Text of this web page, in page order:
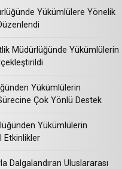
Yükümlülere Yönelik
Müdürlüğünde Yükümlülerin
Yükümlülerin
Çok Yönlü Destek
Yükümlülerin
Etkinlikler
Dalgalandıran Uluslararası